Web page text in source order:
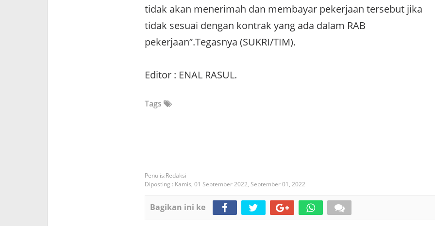
tidak akan menerimah dan membayar pekerjaan tersebut jika
tidak sesuai dengan kontrak yang ada dalam RAB
pekerjaan”.Tegasnya (SUKRI/TIM).
Editor : ENAL RASUL.
Tags
Redaksi
Diposting : Kamis, 01 September 2022, September 01, 2022
Bagikan ini ke